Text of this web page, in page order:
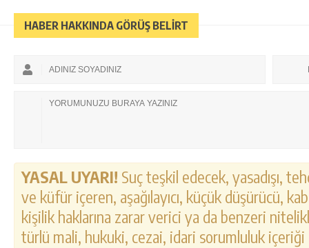
HABER HAKKINDA GÖRÜŞ BELİRT
YASAL UYARI! Suç teşkil edecek, yasadışı,
ve küfür içeren, aşağılayıcı, küçük düşürücü,
kişilik haklarına zarar verici ya da benzeri
türlü mali, hukuki, cezai, idari sorumluluk